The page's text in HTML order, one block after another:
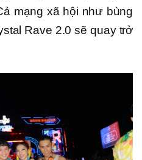
mạng xã hội như bùng
Rave 2.0 sẽ quay trở